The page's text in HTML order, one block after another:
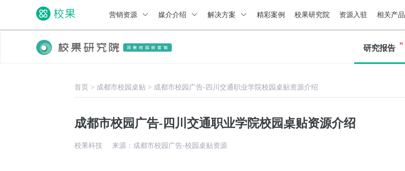
营销资源 媒介介绍 解决方案 精彩案例 校果研究院 资源入驻 相关产品
研究报告
首页 > 成都市校园桌贴 > 成都市校园广告-四川交通职业学院校园桌贴资源介绍
成都市校园广告-四川交通职业学院校园桌贴资源介绍
校果科技 来源：成都市校园广告-校园桌贴资源